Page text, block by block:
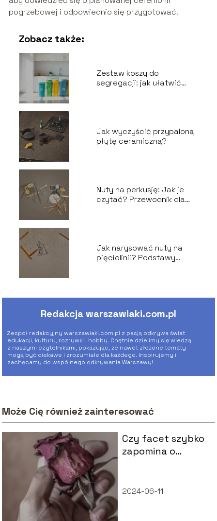
pogrzebowej i odpowiednio się przygotować.
Zobacz także:
Zestaw koszy do
segregacji: jak ułatwić
Jak wyczyścić przypaloną
płytę ceramiczną?
Nuty na perkusję: Jak je
czytać? Przewodnik dla
Jak narysować nuty na
pięciolinii? Podstawy
Redakcja warszawiaki.com.pl
Zespół redakcyjny warszawiaki.com.pl z pasją odkrywa świat
edukacji, kultury, rozrywki i hobby. Chętnie dzielimy się wiedzą
z naszymi czytelnikami, pokazując, że nawet złożone tematy
mogą być ciekawe i zrozumiałe dla każdego. Inspirujemy i
zachęcamy do wspólnego odkrywania Warszawy!
Może Cię również zainteresować
Czy facet szybko
zapomina o
2024-06-11